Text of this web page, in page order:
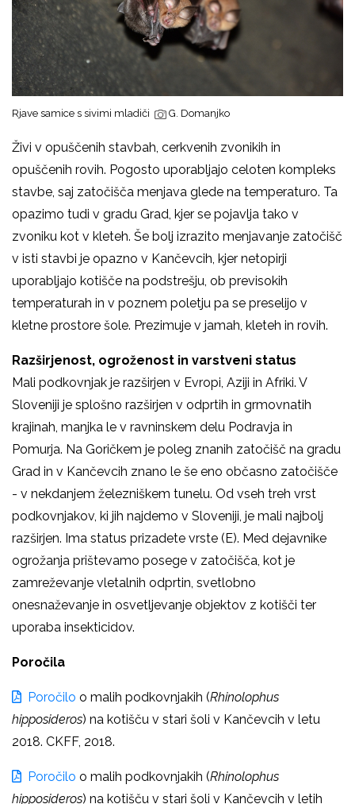
Rjave samice s sivimi mladiči G. Domanjko
Živi v opuščenih stavbah, cerkvenih zvonikih in
opuščenih rovih. Pogosto uporabljajo celoten kompleks
stavbe, saj zatočišča menjava glede na temperaturo. Ta
opazimo tudi v gradu Grad, kjer se pojavlja tako v
zvoniku kot v kleteh. Še bolj izrazito menjavanje zatočišč
v isti stavbi je opazno v Kančevcih, kjer netopirji
uporabljajo kotišče na podstrešju, ob previsokih
temperaturah in v poznem poletju pa se preselijo v
kletne prostore šole. Prezimuje v jamah, kleteh in rovih.
Razširjenost, ogroženost in varstveni status
Mali podkovnjak je razširjen v Evropi, Aziji in Afriki. V
Sloveniji je splošno razširjen v odprtih in grmovnatih
krajinah, manjka le v ravninskem delu Podravja in
Pomurja. Na Goričkem je poleg znanih zatočišč na gradu
Grad in v Kančevcih znano le še eno občasno zatočišče
- v nekdanjem železniškem tunelu. Od vseh treh vrst
podkovnjakov, ki jih najdemo v Sloveniji, je mali najbolj
razširjen. Ima status prizadete vrste (E). Med dejavnike
ogrožanja prištevamo posege v zatočišča, kot je
zamreževanje vletalnih odprtin, svetlobno
onesnaževanje in osvetljevanje objektov z kotišči ter
uporaba insekticidov.
Poročila
Poročilo o malih podkovnjakih (Rhinolophus
hipposideros) na kotišču v stari šoli v Kančevcih v letu
2018. CKFF, 2018.
Poročilo o malih podkovnjakih (Rhinolophus
hipposideros) na kotišču v stari šoli v Kančevcih v letih